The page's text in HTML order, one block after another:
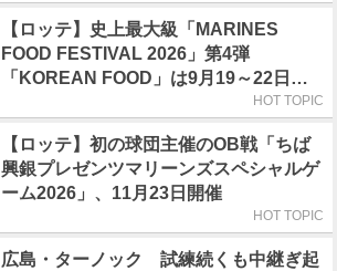
【ロッテ】史上最大級「MARINES
FOOD FESTIVAL 2026」第4弾
「KOREAN FOOD」は9月19～22日／
HOT TOPIC
【ロッテ】初の球団主催のOB戦「ちば
興銀プレゼンツマリーンズスペシャルゲ
ーム2026」、11月23日開催
HOT TOPIC
広島・ターノック 試練続くも中継ぎ起